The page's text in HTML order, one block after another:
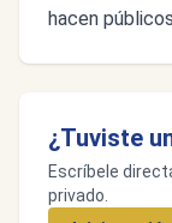
hacen
¿Tuviste
Escríbele
privado.